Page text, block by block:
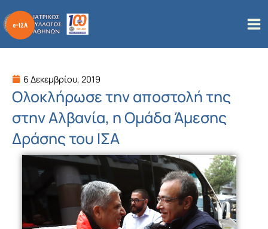
στο
περιεχόμενο
6 Δεκεμβρίου, 2019
Ολοκλήρωσε την αποστολή της
στην Αλβανία, η Ομάδα Άμεσης
Δράσης του ΙΣΑ